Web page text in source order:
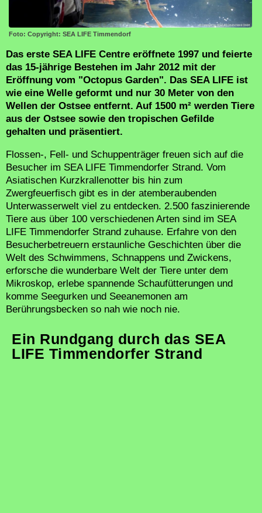
Foto: Copyright: SEA LIFE Timmendorf
Das erste SEA LIFE Centre eröffnete 1997 und feierte
das 15-jährige Bestehen im Jahr 2012 mit der
Eröffnung vom "Octopus Garden". Das SEA LIFE ist
wie eine Welle geformt und nur 30 Meter von den
Wellen der Ostsee entfernt. Auf 1500 m² werden Tiere
aus der Ostsee sowie den tropischen Gefilde
gehalten und präsentiert.
Flossen-, Fell- und Schuppenträger freuen sich auf die
Besucher im SEA LIFE Timmendorfer Strand. Vom
Asiatischen Kurzkrallenotter bis hin zum
Zwergfeuerfisch gibt es in der atemberaubenden
Unterwasserwelt viel zu entdecken. 2.500 faszinierende
Tiere aus über 100 verschiedenen Arten sind im SEA
LIFE Timmendorfer Strand zuhause. Erfahre von den
Besucherbetreuern erstaunliche Geschichten über die
Welt des Schwimmens, Schnappens und Zwickens,
erforsche die wunderbare Welt der Tiere unter dem
Mikroskop, erlebe spannende Schaufütterungen und
komme Seegurken und Seeanemonen am
Berührungsbecken so nah wie noch nie.
Ein Rundgang durch das SEA
LIFE Timmendorfer Strand